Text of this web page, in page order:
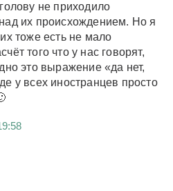
не приходило
их происхождением. Но я
тоже есть не мало
того что у нас говорят,
это выражение «да нет,
у всех иностранцев просто